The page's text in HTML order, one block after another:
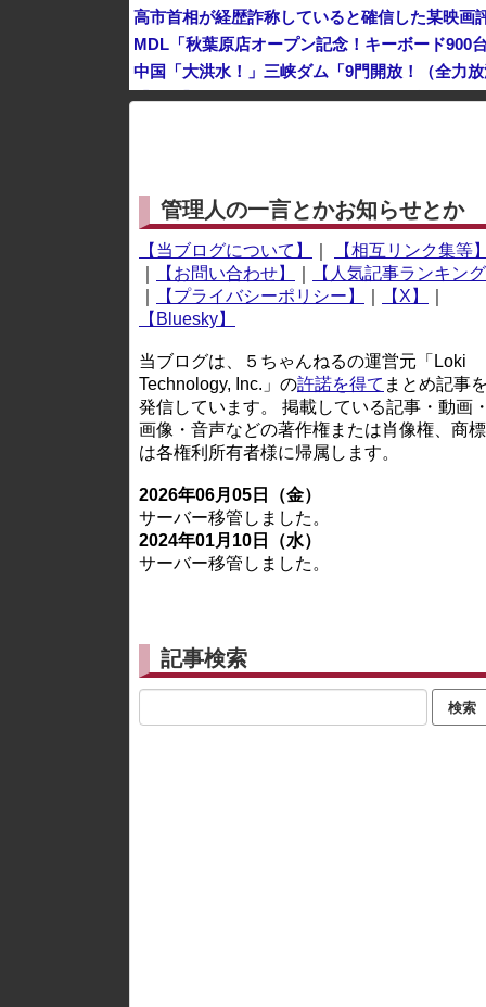
高市首相が経歴詐称していると確信した某映
MDL「秋葉原店オープン記念！キーボード900
【速報】 韓国サッカー協会『すでに時効だ』
※アドブロック等の広告非表示プラグインやアドオン
管理人の一言とかお知らせとか
【当ブログについて】
【相互リンク集等】
【お問い合わせ】
【人気記事ランキング
【プライバシーポリシー】 【X】
【Bluesky】
当ブログは、５ちゃんねるの運営元「Loki
Technology, Inc.」の許諾を得て まとめ記事を
発信しています。 掲載している記事・動画・
画像・音声などの著作権または肖像権、商
は各権利所有者様に帰属します。
2026年06月05日（金）
サーバー移管しました。
2024年01月10日（水）
サーバー移管しました。
記事検索